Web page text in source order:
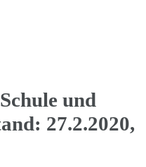
und
27.2.2020,